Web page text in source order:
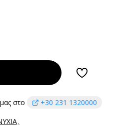
στο
+30 231 1320000